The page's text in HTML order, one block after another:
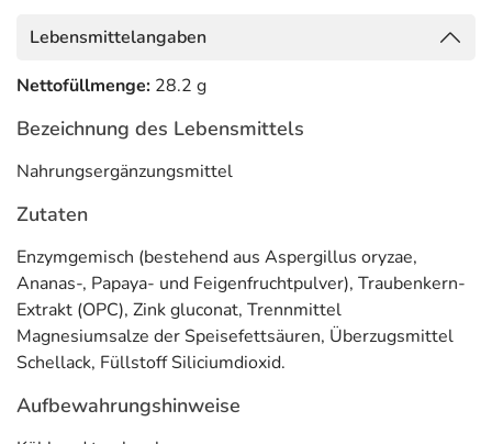
Lebensmittelangaben
Nettofüllmenge: 28.2 g
Bezeichnung des Lebensmittels
Nahrungsergänzungsmittel
Zutaten
Enzymgemisch (bestehend aus Aspergillus oryzae,
Ananas-, Papaya- und Feigenfruchtpulver), Traubenkern-
Extrakt (OPC), Zink gluconat, Trennmittel
Magnesiumsalze der Speisefettsäuren, Überzugsmittel
Schellack, Füllstoff Siliciumdioxid.
Aufbewahrungshinweise